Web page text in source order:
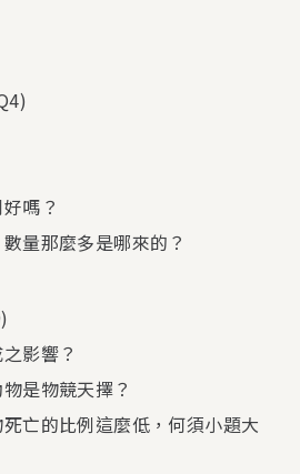
嗎？
量那麼多是哪來的？
影響？
是物競天擇？
亡的比例這麼低，何須小題大